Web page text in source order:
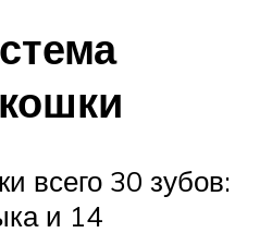
всего 30 зубов:
и 14